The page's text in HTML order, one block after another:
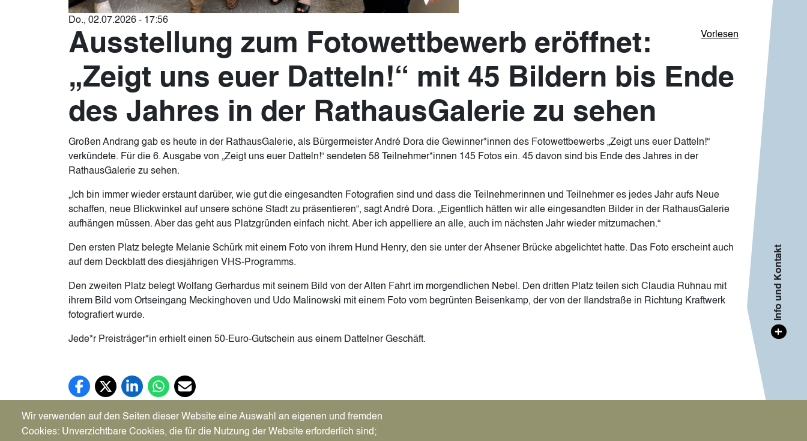
Do., 02.07.2026 - 17:56
Vorlesen
Ausstellung zum Fotowettbewerb eröffnet:
„Zeigt uns euer Datteln!“ mit 45 Bildern bis Ende
des Jahres in der RathausGalerie zu sehen
Großen Andrang gab es heute in der RathausGalerie, als Bürgermeister André Dora die Gewinner*innen des Fotowettbewerbs „Zeigt uns euer Datteln!“
verkündete. Für die 6. Ausgabe von „Zeigt uns euer Datteln!“ sendeten 58 Teilnehmer*innen 145 Fotos ein. 45 davon sind bis Ende des Jahres in der
RathausGalerie zu sehen.
„Ich bin immer wieder erstaunt darüber, wie gut die eingesandten Fotografien sind und dass die Teilnehmerinnen und Teilnehmer es jedes Jahr aufs Neue
schaffen, neue Blickwinkel auf unsere schöne Stadt zu präsentieren“, sagt André Dora. „Eigentlich hätten wir alle eingesandten Bilder in der RathausGalerie
aufhängen müssen. Aber das geht aus Platzgründen einfach nicht. Aber ich appelliere an alle, auch im nächsten Jahr wieder mitzumachen.“
Den ersten Platz belegte Melanie Schürk mit einem Foto von ihrem Hund Henry, den sie unter der Ahsener Brücke abgelichtet hatte. Das Foto erscheint auch
auf dem Deckblatt des diesjährigen VHS-Programms.
Den zweiten Platz belegt Wolfang Gerhardus mit seinem Bild von der Alten Fahrt im morgendlichen Nebel. Den dritten Platz teilen sich Claudia Ruhnau mit
ihrem Bild vom Ortseingang Meckinghoven und Udo Malinowski mit einem Foto vom begrünten Beisenkamp, der von der Ilandstraße in Richtung Kraftwerk
fotografiert wurde.
Jede*r Preisträger*in erhielt einen 50-Euro-Gutschein aus einem Dattelner Geschäft.
Facebook (öffnet in neuem Tab)
X (öffnet in neuem Tab)
LinkedIn (öffnet in neuem Tab)
WhatsApp (öffnet in neuem Tab)
E-Mail (öffnet in neuem Tab)
Wir verwenden auf den Seiten dieser Website eine Auswahl an eigenen und fremden
Cookies: Unverzichtbare Cookies, die für die Nutzung der Website erforderlich sind;
+
Info und Kontakt